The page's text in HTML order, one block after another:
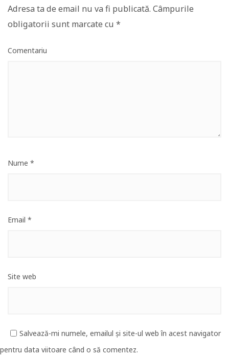
Adresa ta de email nu va fi publicată. Câmpurile
obligatorii sunt marcate cu *
Comentariu
Nume *
Email *
Site web
Salvează-mi numele, emailul și site-ul web în acest navigator
pentru data viitoare când o să comentez.